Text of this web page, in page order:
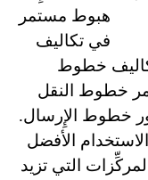
هبوط مستمر
في تكاليف
خطوط
خطوط النقل
خطوط الإِرسال.
الأفضل
التي تزيد